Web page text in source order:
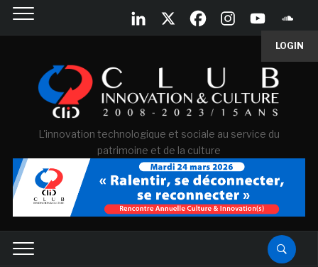
LOGIN
L'innovation technologique et sociale au service du
patrimoine et de la culture